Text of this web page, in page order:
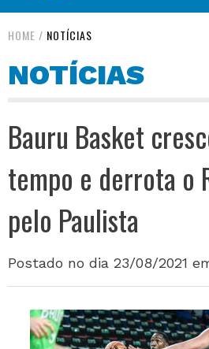
HOME / NOTÍCIAS
NOTÍCIAS
Bauru Basket
tempo e derrota o
pelo Paulista
Postado no dia 23/08/2021